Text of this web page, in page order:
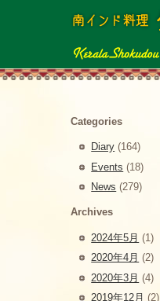
Categories
Diary (164)
Events (18)
News (279)
Archives
2024年5月 (1)
2020年4月 (2)
2020年3月 (4)
2019年12月 (2)